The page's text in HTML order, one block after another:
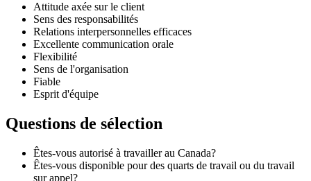
Attitude axée sur le client
Sens des responsabilités
Relations interpersonnelles efficaces
Excellente communication orale
Flexibilité
Sens de l'organisation
Fiable
Esprit d'équipe
Questions de sélection
Êtes-vous autorisé à travailler au Canada?
Êtes-vous disponible pour des quarts de travail ou du travail
sur appel?